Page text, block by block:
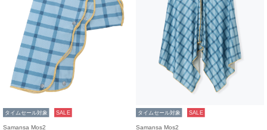
タイムセール対象 SALE
Samansa Mos2
タイムセール対象 SALE
Samansa Mos2